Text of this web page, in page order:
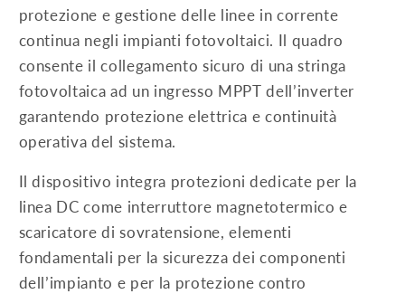
protezione e gestione delle linee in corrente
continua negli impianti fotovoltaici. Il quadro
consente il collegamento sicuro di una stringa
fotovoltaica ad un ingresso MPPT dell’inverter
garantendo protezione elettrica e continuità
operativa del sistema.
Il dispositivo integra protezioni dedicate per la
linea DC come interruttore magnetotermico e
scaricatore di sovratensione, elementi
fondamentali per la sicurezza dei componenti
dell’impianto e per la protezione contro